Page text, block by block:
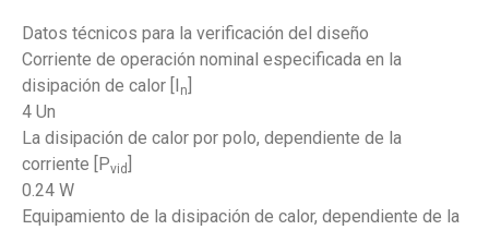
Datos técnicos para la verificación del diseño
Corriente de operación nominal especificada en la
disipación de calor [I n
4 Un
La disipación de calor por polo, dependiente de la
corriente [Pvid
0.24 W
Equipamiento de la disipación de calor, dependiente de la